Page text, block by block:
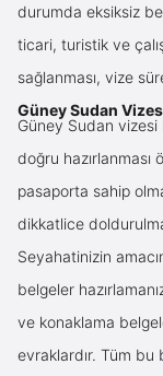
durumda eksiksiz
ticari, turistik ve
sağlanması, vize
Güney Sudan
Güney Sudan
doğru hazırlanması
pasaporta sahip
dikkatlice
Seyahatinizin
belgeler
ve konaklama
evraklardır. Tüm bu